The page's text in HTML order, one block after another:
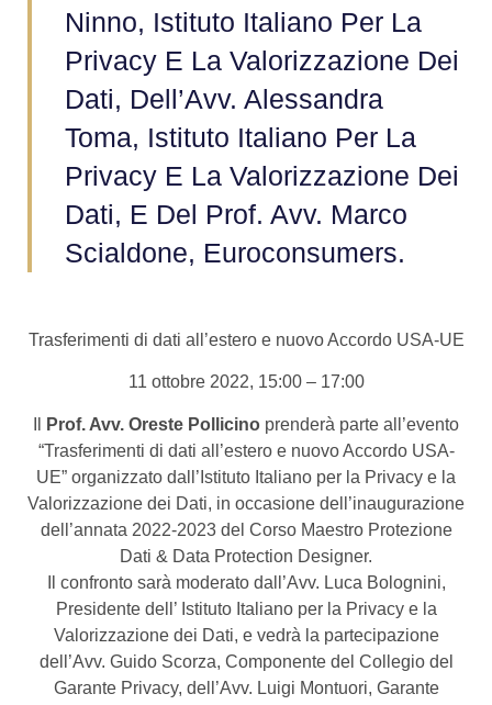
Ninno, Istituto Italiano Per La
Privacy E La Valorizzazione Dei
Dati, Dell’Avv. Alessandra
Toma, Istituto Italiano Per La
Privacy E La Valorizzazione Dei
Dati, E Del Prof. Avv. Marco
Scialdone, Euroconsumers.
Trasferimenti di dati all’estero e nuovo Accordo USA-UE
11 ottobre 2022, 15:00 – 17:00
Prof. Avv. Oreste Pollicino prenderà parte all’evento
“Trasferimenti di dati all’estero e nuovo Accordo USA-
UE” organizzato dall’Istituto Italiano per la Privacy e la
Valorizzazione dei Dati, in occasione dell’inaugurazione
dell’annata 2022-2023 del Corso Maestro Protezione
Dati & Data Protection Designer.
Il confronto sarà moderato dall’Avv. Luca Bolognini,
Presidente dell’ Istituto Italiano per la Privacy e la
Valorizzazione dei Dati, e vedrà la partecipazione
dell’Avv. Guido Scorza, Componente del Collegio del
Garante Privacy, dell’Avv. Luigi Montuori, Garante